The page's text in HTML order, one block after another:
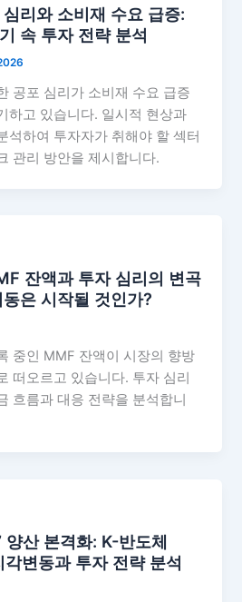
리와 소비재 수요 급증:
속 투자 전략 분석
공포 심리가 소비재 수요 급증
하고 있습니다. 일시적 현상과
석하여 투자자가 취해야 할 섹터
관리 방안을 제시합니다.
잔액과 투자 심리의 변곡
은 시작될 것인가?
중인 MMF 잔액이 시장의 향방
떠오르고 있습니다. 투자 심리
흐름과 대응 전략을 분석합니
양산 본격화: K-반도체
변동과 투자 전략 분석